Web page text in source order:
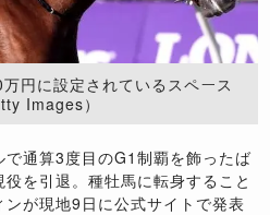
円に設定されているスペース
Images）
通算3度目のG1制覇を飾ったば
を引退。種牡馬に転身すること
が現地9日に公式サイトで発表